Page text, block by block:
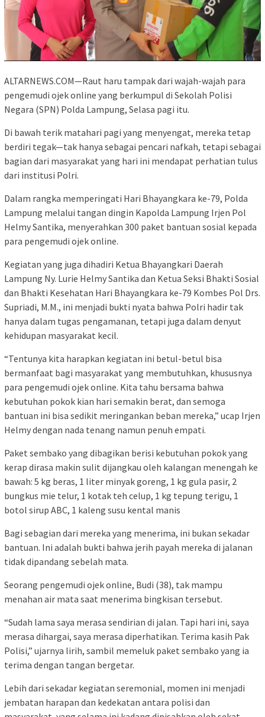
ALTARNEWS.COM—Raut haru tampak dari wajah-wajah para
pengemudi ojek online yang berkumpul di Sekolah Polisi
Negara (SPN) Polda Lampung, Selasa pagi itu.
Di bawah terik matahari pagi yang menyengat, mereka tetap
berdiri tegak—tak hanya sebagai pencari nafkah, tetapi sebagai
bagian dari masyarakat yang hari ini mendapat perhatian tulus
dari institusi Polri.
Dalam rangka memperingati Hari Bhayangkara ke-79, Polda
Lampung melalui tangan dingin Kapolda Lampung Irjen Pol
Helmy Santika, menyerahkan 300 paket bantuan sosial kepada
para pengemudi ojek online.
Kegiatan yang juga dihadiri Ketua Bhayangkari Daerah
Lampung Ny. Lurie Helmy Santika dan Ketua Seksi Bhakti Sosial
dan Bhakti Kesehatan Hari Bhayangkara ke-79 Kombes Pol Drs.
Supriadi, M.M., ini menjadi bukti nyata bahwa Polri hadir tak
hanya dalam tugas pengamanan, tetapi juga dalam denyut
kehidupan masyarakat kecil.
“Tentunya kita harapkan kegiatan ini betul-betul bisa
bermanfaat bagi masyarakat yang membutuhkan, khususnya
para pengemudi ojek online. Kita tahu bersama bahwa
kebutuhan pokok kian hari semakin berat, dan semoga
bantuan ini bisa sedikit meringankan beban mereka,” ucap Irjen
Helmy dengan nada tenang namun penuh empati.
Paket sembako yang dibagikan berisi kebutuhan pokok yang
kerap dirasa makin sulit dijangkau oleh kalangan menengah ke
bawah: 5 kg beras, 1 liter minyak goreng, 1 kg gula pasir, 2
bungkus mie telur, 1 kotak teh celup, 1 kg tepung terigu, 1
botol sirup ABC, 1 kaleng susu kental manis
Bagi sebagian dari mereka yang menerima, ini bukan sekadar
bantuan. Ini adalah bukti bahwa jerih payah mereka di jalanan
tidak dipandang sebelah mata.
Seorang pengemudi ojek online, Budi (38), tak mampu
menahan air mata saat menerima bingkisan tersebut.
“Sudah lama saya merasa sendirian di jalan. Tapi hari ini, saya
merasa dihargai, saya merasa diperhatikan. Terima kasih Pak
Polisi,” ujarnya lirih, sambil memeluk paket sembako yang ia
terima dengan tangan bergetar.
Lebih dari sekadar kegiatan seremonial, momen ini menjadi
jembatan harapan dan kedekatan antara polisi dan